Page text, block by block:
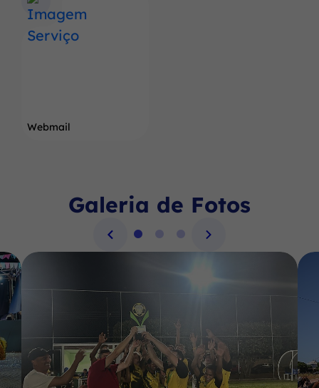
Webmail
Seção Galeria de Fotos
Galeria de Fotos